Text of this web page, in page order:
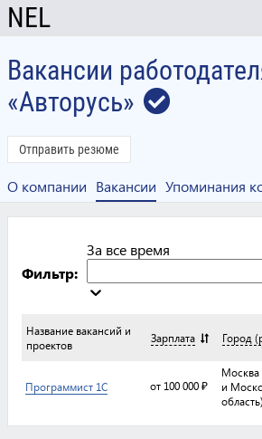
NEL
Вакансии
«Авторусь»
Отправить резюме
О компании Вакансии Упоминания
Фильтр:
За все время
Название вакансий и
проектов
Зарплата Город
Программист 1С от 100 000 ₽
и
область)